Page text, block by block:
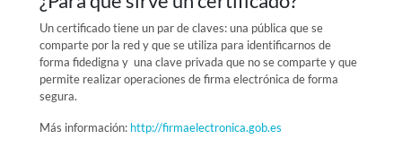
Un certificado tiene un par de claves: una pública que se
comparte por la red y que se utiliza para identificarnos de
forma fidedigna y una clave privada que no se comparte y que
permite realizar operaciones de firma electrónica de forma
segura.
Más información: http://firmaelectronica.gob.es